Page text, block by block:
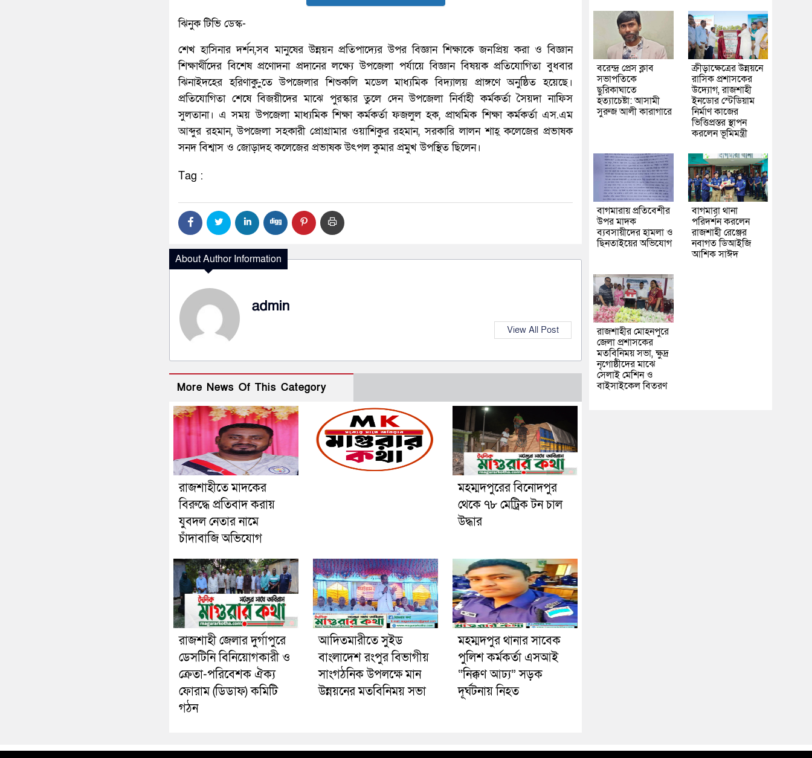
ঝিনুক টিভি ডেস্ক-
শেখ হাসিনার দর্শন,সব মানুষের উন্নয়ন প্রতিপাদ্যের উপর বিজ্ঞান শিক্ষাকে জনপ্রিয় করা ও বিজ্ঞান
শিক্ষার্থীদের বিশেষ প্রণোদনা প্রদানের লক্ষ্যে উপজেলা পর্যায়ে বিজ্ঞান বিষয়ক প্রতিযোগিতা বুধবার
ঝিনাইদহের হরিণাকু-ুতে উপজেলার শিশুকলি মডেল মাধ্যমিক বিদ্যালয় প্রাঙ্গণে অনুষ্ঠিত হয়েছে।
প্রতিযোগিতা শেষে বিজয়ীদের মাঝে পুরস্কার তুলে দেন উপজেলা নির্বাহী কর্মকর্তা সৈয়দা নাফিস
সুলতানা। এ সময় উপজেলা মাধ্যমিক শিক্ষা কর্মকর্তা ফজলুল হক, প্রাথমিক শিক্ষা কর্মকর্তা এস.এম
আব্দুর রহমান, উপজেলা সহকারী প্রোগ্রামার ওয়াশিকুর রহমান, সরকারি লালন শাহ্ কলেজের প্রভাষক
সনদ বিশ্বাস ও জোড়াদহ কলেজের প্রভাষক উৎপল কুমার প্রমুখ উপস্থিত ছিলেন।
Tag :
About Author Information
admin
View All Post
More News Of This Category
রাজশাহীতে মাদকের
বিরুদ্ধে প্রতিবাদ করায়
যুবদল নেতার নামে
চাঁদাবাজি অভিযোগ
মহম্মদপুরের বিনোদপুর
থেকে ৭৮ মেট্রিক টন চাল
উদ্ধার
রাজশাহী জেলার দুর্গাপুরে
ডেসটিনি বিনিয়োগকারী ও
ক্রেতা-পরিবেশক ঐক্য
ফোরাম (ডিডাফ) কমিটি
গঠন
আদিতমারীতে সুইড
বাংলাদেশ রংপুর বিভাগীয়
সাংগঠনিক উপলক্ষে মান
উন্নয়নের মতবিনিময় সভা
মহম্মদপুর থানার সাবেক
পুলিশ কর্মকর্তা এসআই
“নিক্কণ আঢ্য” সড়ক
দূর্ঘটনায় নিহত
বরেন্দ্র প্রেস ক্লাব
সভাপতিকে
ছুরিকাঘাতে
হত্যাচেষ্টা: আসামী
সুরুজ আলী কারাগারে
ক্রীড়াক্ষেত্রের উন্নয়নে
রাসিক প্রশাসকের
উদ্যোগ, রাজশাহী
ইনডোর স্টেডিয়াম
নির্মাণ কাজের
ভিত্তিপ্রস্তর স্থাপন
করলেন ভূমিমন্ত্রী
বাগমারায় প্রতিবেশীর
উপর মাদক
ব্যবসায়ীদের হামলা ও
ছিনতাইয়ের অভিযোগ
বাগমারা থানা
পরিদর্শন করলেন
রাজশাহী রেঞ্জের
নবাগত ডিআইজি
আশিক সাঈদ
রাজশাহীর মোহনপুরে
জেলা প্রশাসকের
মতবিনিময় সভা, ক্ষুদ্র
নৃগোষ্ঠীদের মাঝে
সেলাই মেশিন ও
বাইসাইকেল বিতরণ